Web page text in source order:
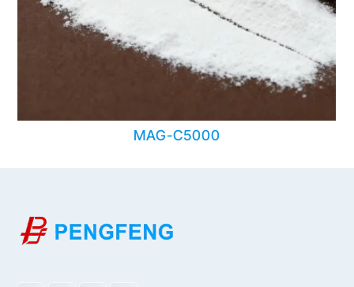
MAG-C5000